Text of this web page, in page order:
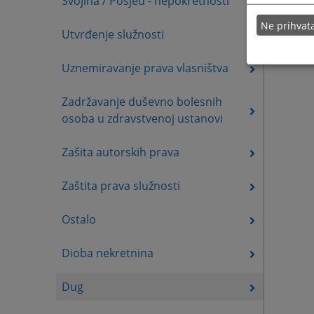
Utvrđenje služnosti
Uznemiravanje prava vlasništva
Zadržavanje duševno bolesnih
osoba u zdravstvenoj ustanovi
Zašita autorskih prava
Zaštita prava služnosti
Ostalo
Dioba nekretnina
Dug
Ne